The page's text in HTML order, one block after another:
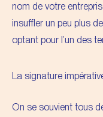
nom de votre
insuffler un peu plus
optant pour l’un des
La signature
On se souvient tous